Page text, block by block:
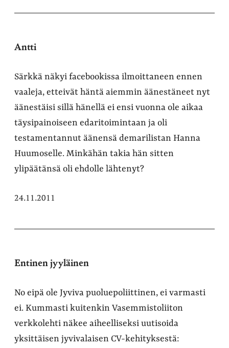
Antti
Särkkä näkyi facebookissa ilmoittaneen ennen
vaaleja, etteivät häntä aiemmin äänestäneet nyt
äänestäisi sillä hänellä ei ensi vuonna ole aikaa
täysipainoiseen edaritoimintaan ja oli
testamentannut äänensä demarilistan Hanna
Huumoselle. Minkähän takia hän sitten
ylipäätänsä oli ehdolle lähtenyt?
24.11.2011
Entinen jyyläinen
No eipä ole Jyviva puoluepoliittinen, ei varmasti
ei. Kummasti kuitenkin Vasemmistoliiton
verkkolehti näkee aiheelliseksi uutisoida
yksittäisen jyvivalaisen CV-kehityksestä: